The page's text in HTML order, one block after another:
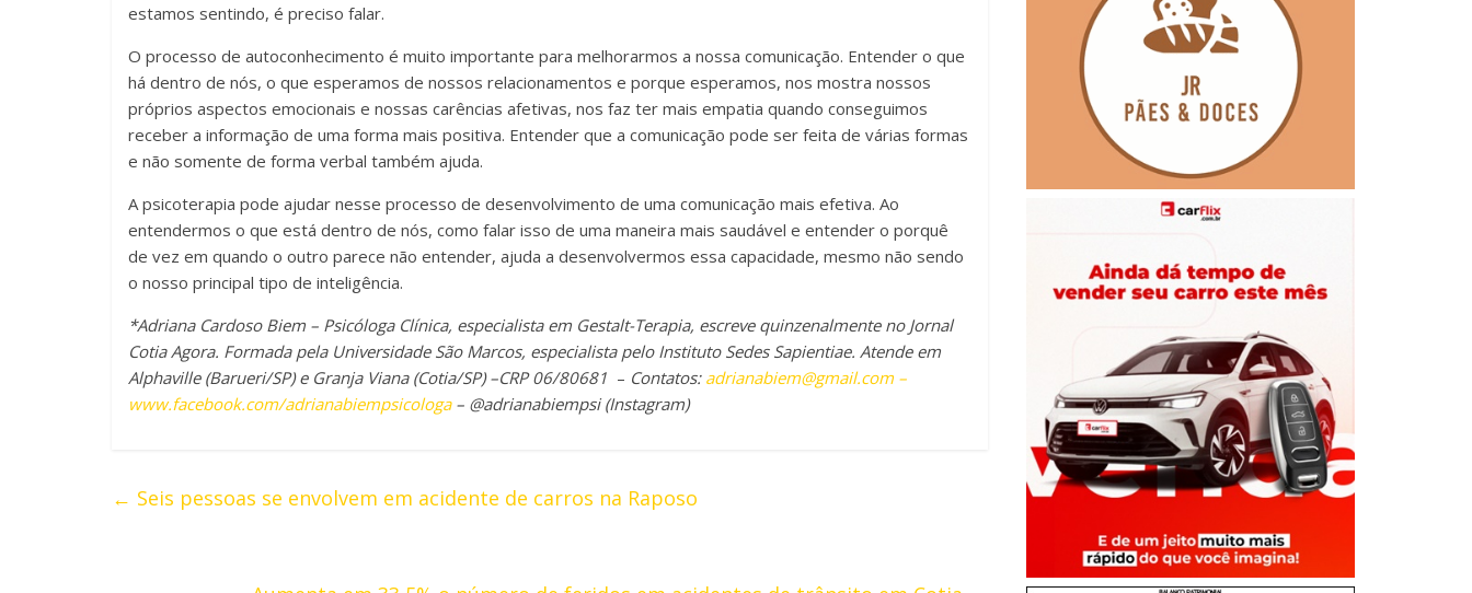
estamos sentindo, é preciso falar.
O processo de autoconhecimento é muito importante para melhorarmos a nossa comunicação. Entender o que
há dentro de nós, o que esperamos de nossos relacionamentos e porque esperamos, nos mostra nossos
próprios aspectos emocionais e nossas carências afetivas, nos faz ter mais empatia quando conseguimos
receber a informação de uma forma mais positiva. Entender que a comunicação pode ser feita de várias formas
e não somente de forma verbal também ajuda.
A psicoterapia pode ajudar nesse processo de desenvolvimento de uma comunicação mais efetiva. Ao
entendermos o que está dentro de nós, como falar isso de uma maneira mais saudável e entender o porquê
de vez em quando o outro parece não entender, ajuda a desenvolvermos essa capacidade, mesmo não sendo
o nosso principal tipo de inteligência.
*Adriana Cardoso Biem – Psicóloga Clínica, especialista em Gestalt-Terapia, escreve quinzenalmente no Jornal
Cotia Agora. Formada pela Universidade São Marcos, especialista pelo Instituto Sedes Sapientiae. Atende em
Alphaville (Barueri/SP) e Granja Viana (Cotia/SP) –CRP 06/80681 – Contatos: adrianabiem@gmail.com –
www.facebook.com/adrianabiempsicologa – @adrianabiempsi(Instagram)
← Seis pessoas se envolvem em acidente de carros na Raposo